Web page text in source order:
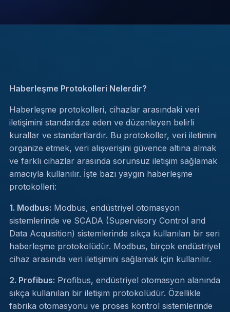
Haberleşme Protokolleri Nelerdir?
Haberleşme protokolleri, cihazlar arasındaki veri
iletişimini standardize eden ve düzenleyen belirli
kurallar ve standartlardır. Bu protokoller, veri iletimini
organize etmek, veri alışverişini güvence altına almak
ve farklı cihazlar arasında sorunsuz iletişim sağlamak
amacıyla kullanılır. İşte bazı yaygın haberleşme
protokolleri:
1. Modbus: Modbus, endüstriyel otomasyon
sistemlerinde ve SCADA (Supervisory Control and
Data Acquisition) sistemlerinde sıkça kullanılan bir seri
haberleşme protokolüdür. Modbus, birçok endüstriyel
cihaz arasında veri iletişimini sağlamak için kullanılır.
2. Profibus: Profibus, endüstriyel otomasyon alanında
sıkça kullanılan bir iletişim protokolüdür. Özellikle
fabrika otomasyonu ve proses kontrol sistemlerinde